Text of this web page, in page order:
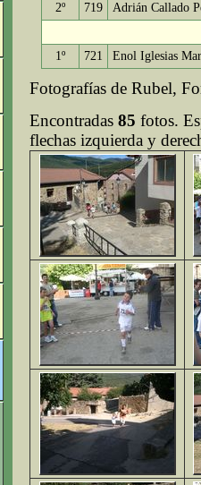
2º
719 Adrián Callado
1º 721 Enol Iglesias
Fotografías de Rubel,
Encontradas 85 fotos.
flechas izquierda y